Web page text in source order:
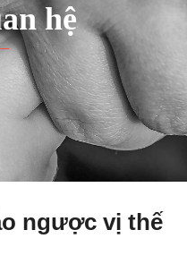
hệ
ngược vị thế